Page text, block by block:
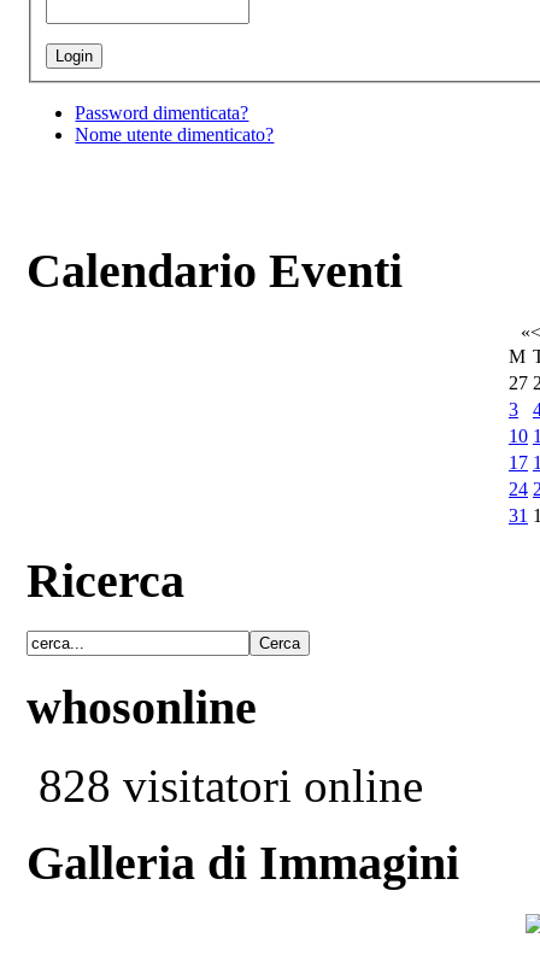
Password dimenticata?
Nome utente dimenticato?
Calendario Eventi
«<
M
27
3
10
17
24
31
Ricerca
whosonline
828 visitatori online
Galleria di Immagini